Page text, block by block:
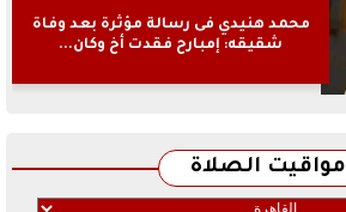
محمد هنيدي فى رسالة مؤثرة بعد وفاة
شقيقه: إمبارح فقدت أخ وكان...
مواقيت الصلاة